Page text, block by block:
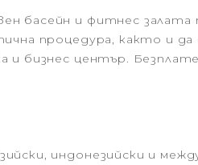
басейн и фитнес
процедура, както и
и бизнес център.
индонезийски и